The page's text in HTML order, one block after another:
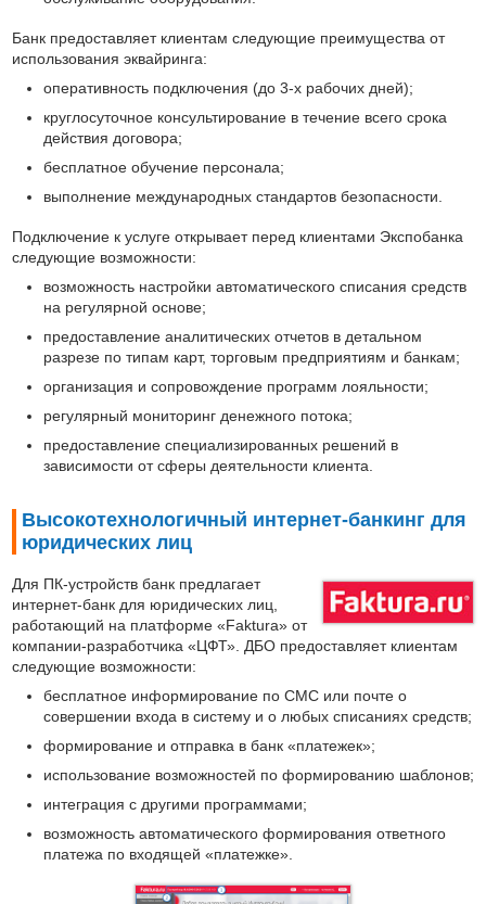
Банк предоставляет клиентам следующие преимущества от
использования эквайринга:
оперативность подключения (до 3-х рабочих дней);
круглосуточное консультирование в течение всего срока
действия договора;
бесплатное обучение персонала;
выполнение международных стандартов безопасности.
Подключение к услуге открывает перед клиентами Экспобанка
следующие возможности:
возможность настройки автоматического списания средств
на регулярной основе;
предоставление аналитических отчетов в детальном
разрезе по типам карт, торговым предприятиям и банкам;
организация и сопровождение программ лояльности;
регулярный мониторинг денежного потока;
предоставление специализированных решений в
зависимости от сферы деятельности клиента.
Высокотехнологичный интернет-банкинг для
юридических лиц
Для ПК-устройств банк предлагает
интернет-банк для юридических лиц,
работающий на платформе «Faktura» от
компании-разработчика «ЦФТ». ДБО предоставляет клиентам
следующие возможности:
бесплатное информирование по СМС или почте о
совершении входа в систему и о любых списаниях средств;
формирование и отправка в банк «платежек»;
использование возможностей по формированию шаблонов;
интеграция с другими программами;
возможность автоматического формирования ответного
платежа по входящей «платежке».